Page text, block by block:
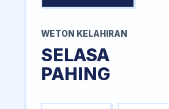
WETON KELAHIRAN
SELASA
PAHING